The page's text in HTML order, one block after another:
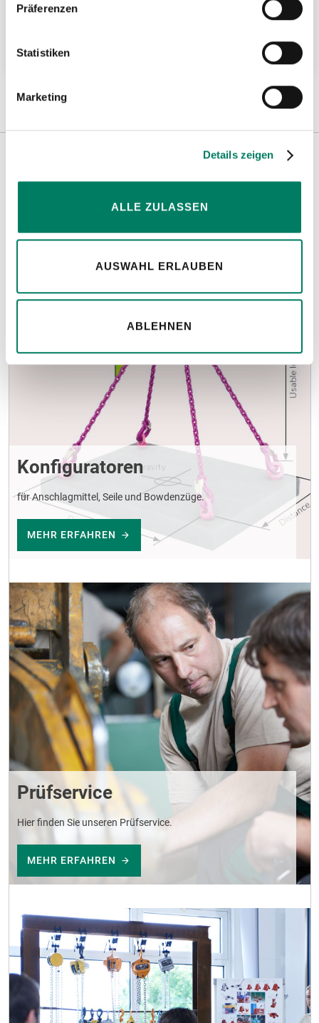
Präferenzen
Statistiken
Marketing
Details zeigen
ALLE ZULASSEN
AUSWAHL ERLAUBEN
ABLEHNEN
Spundbohlengreifer Typ TCP
Weitere Informationen
Hinweise
Konfiguratoren
für Anschlagmittel, Seile und Bowdenzüge.
MEHR ERFAHREN
Prüfservice
Hier finden Sie unseren Prüfservice.
MEHR ERFAHREN